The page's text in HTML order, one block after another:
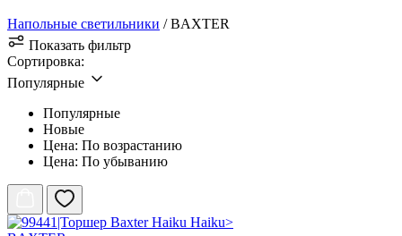
Напольные светильники / BAXTER
Показать фильтр
Сортировка:
Популярные
Популярные
Новые
Цена: По возрастанию
Цена: По убыванию